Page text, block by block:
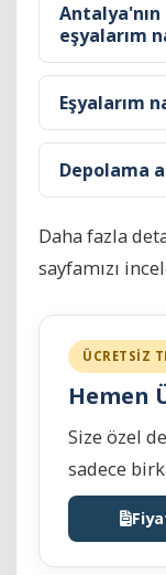
eşyalarım
Eşyalarım
Depolama
Daha fazla
sayfamızı
ÜCRETSİZ
Hemen
Size özel
sadece